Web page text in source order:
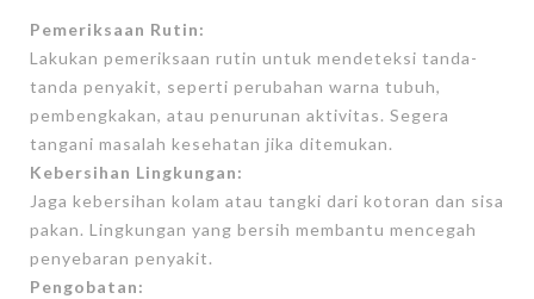
Pemeriksaan Rutin:
Lakukan pemeriksaan rutin untuk mendeteksi tanda-
tanda penyakit, seperti perubahan warna tubuh,
pembengkakan, atau penurunan aktivitas. Segera
tangani masalah kesehatan jika ditemukan.
Kebersihan Lingkungan:
Jaga kebersihan kolam atau tangki dari kotoran dan sisa
pakan. Lingkungan yang bersih membantu mencegah
penyebaran penyakit.
Pengobatan: